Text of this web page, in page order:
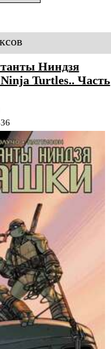
Ниндзя
Turtles.. Часть